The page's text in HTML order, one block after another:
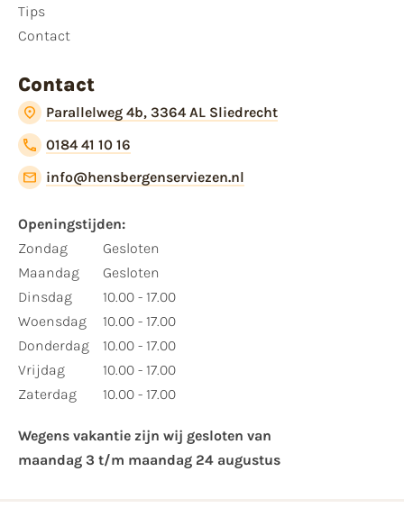
Tips
Contact
Contact
Parallelweg 4b, 3364 AL Sliedrecht
0184 41 10 16
info@hensbergenserviezen.nl
Openingstijden:​
​Zondag
Maandag
Dinsdag
Woensdag
Donderdag
Vrijdag
Zaterdag
Gesloten
Gesloten
10.00 - 17.00
10.00 - 17.00
10.00 - 17.00
10.00 - 17.00
10.00 - 17.00
Wegens vakantie zijn wij gesloten van ​
maandag 3 t/m maandag 24 augustus